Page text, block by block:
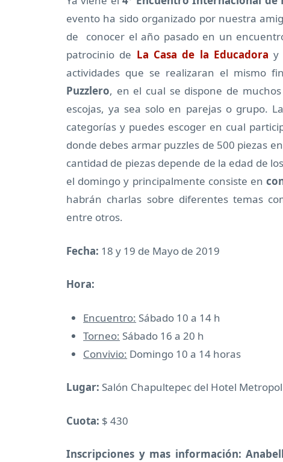
evento ha sido organizado por nuestra
de conocer el año pasado en un
patrocinio de La Casa de la Educadora y
actividades que se realizaran el mismo
Puzzlero, en el cual se dispone de muchos
escojas, ya sea solo en parejas o grupo.
categorías y puedes escoger en cual
donde debes armar puzzles de 500 piezas
cantidad de piezas depende de la edad de
el domingo y principalmente consiste en
habrán charlas sobre diferentes temas
entre otros.
Fecha: 18 y 19 de Mayo de 2019
Hora:
Encuentro: Sábado 10 a 14 h
Torneo: Sábado 16 a 20 h
Convivio: Domingo 10 a 14 horas
Lugar: Salón Chapultepec del Hotel
Cuota: $ 430
Inscripciones y mas información: